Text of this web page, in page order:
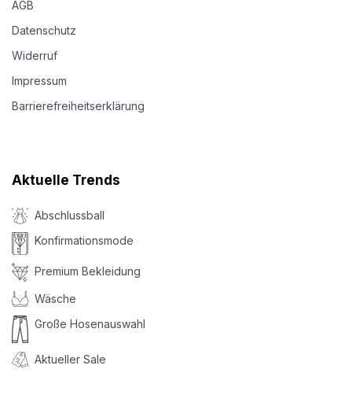
AGB
Datenschutz
Widerruf
Impressum
Barrierefreiheitserklärung
Aktuelle Trends
Abschlussball
Konfirmationsmode
Premium Bekleidung
Wäsche
Große Hosenauswahl
Aktueller Sale